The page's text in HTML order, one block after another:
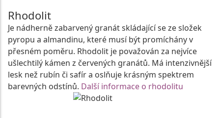
Rhodolit
Je nádherně zabarvený granát skládající se ze složek
pyropu a almandinu, které musí být promíchány v
přesném poměru. Rhodolit je považován za nejvíce
ušlechtilý kámen z červených granátů. Má intenzivnější
lesk než rubín či safír a oslňuje krásným spektrem
barevných odstínů. Další informace o rhodolitu